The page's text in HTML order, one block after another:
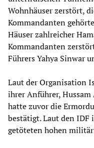
Wohnhäuser zerstört,
Kommandanten
Häuser zahlreicher
Kommandanten
Führers Yahya Sinwar
Laut der Organisation
ihrer Anführer,
hatte zuvor die
bestätigt. Laut den IDF
getöteten hohen